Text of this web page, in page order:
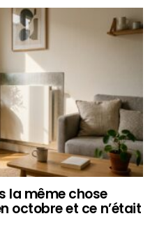
la même chose
octobre et ce n’était